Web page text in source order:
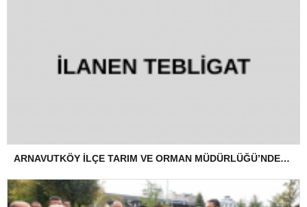
ARNAVUTKÖY İLÇE TARIM VE ORMAN MÜDÜRLÜĞÜ’NDEN İLANEN TEBLİGAT